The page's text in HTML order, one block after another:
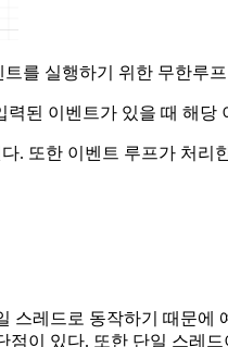
를 실행하기 위한 무한루
된 이벤트가 있을 때 해당
. 또한 이벤트 루프가 처리
레드로 동작하기 때문
이 있다. 또한 단일 스레